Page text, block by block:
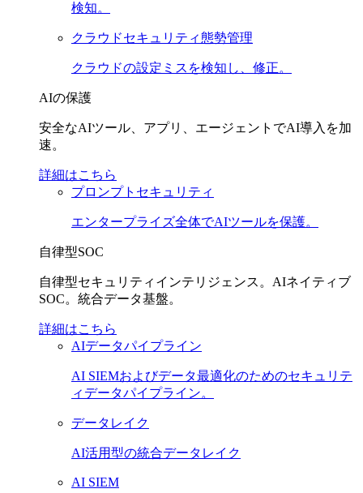
検知。
クラウドセキュリティ態勢管理
クラウドの設定ミスを検知し、修正。
AIの保護
安全なAIツール、アプリ、エージェントでAI導入を加
速。
詳細はこちら
プロンプトセキュリティ
エンタープライズ全体でAIツールを保護。
自律型SOC
自律型セキュリティインテリジェンス。AIネイティブ
SOC。統合データ基盤。
詳細はこちら
AIデータパイプライン
AI SIEMおよびデータ最適化のためのセキュリテ
ィデータパイプライン。
データレイク
AI活用型の統合データレイク
AI SIEM